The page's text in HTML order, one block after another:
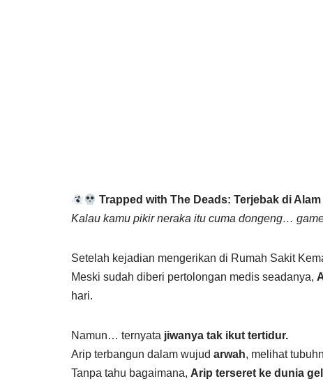
Trapped with The Deads: Terjebak di Alam
Kalau kamu pikir neraka itu cuma dongeng…
Setelah kejadian mengerikan di Rumah Sakit
Meski sudah diberi pertolongan medis seadanya,
hari.
Namun… ternyata jiwanya tak ikut tertidur.
Arip terbangun dalam wujud arwah, melihat
Tanpa tahu bagaimana, Arip terseret ke dunia